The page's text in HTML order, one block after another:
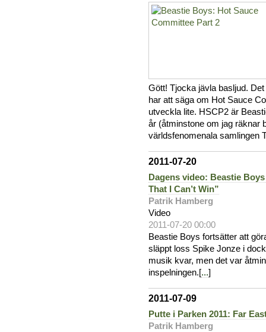
Gött! Tjocka jävla basljud.
har att säga om Hot Sauce
utveckla lite. HSCP2 är
år (åtminstone om jag räknar
världsfenomenala samlingen
2011-07-20
Dagens video: Beastie
That I Can’t Win”
Patrik Hamberg
Video
2011-07-20 00:00
Beastie Boys fortsätter att
släppt loss Spike Jonze i
musik kvar, men det var
inspelningen.[...]
2011-07-09
Putte i Parken 2011: Far
Patrik Hamberg